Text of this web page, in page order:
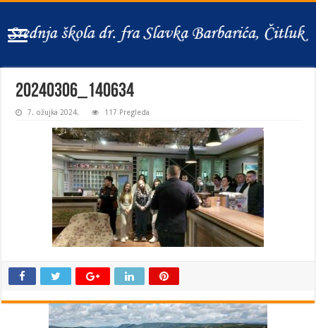
20240306_140634
7. ožujka 2024. 117 Pregleda